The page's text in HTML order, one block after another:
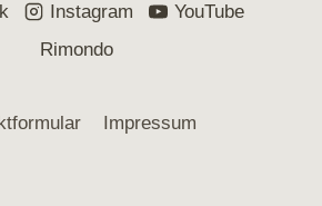
Instagram
YouTube
Rimondo
Impressum